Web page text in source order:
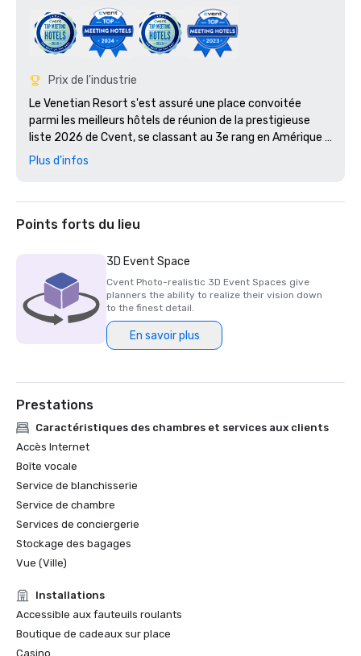
Prix de l'industrie
Le Venetian Resort s'est assuré une place convoitée
parmi les meilleurs hôtels de réunion de la prestigieuse
liste 2026 de Cvent, se classant au 3e rang en Amérique
du Nord et en tant que meilleur hôtel de Las Vegas.
meilleurs hôtels de Las Vegas lors des Condé Nast Traveler
Readers' Choice Awards 2025. Outre cette
Venetian a reçu la prestigieuse Triple Couronne Condé
Nast Traveler, une distinction d'élite décernée aux hôtels
et centres de villégiature qui ont
a remporté les trois principales distinctions de la
publication, à savoir la Hot List, la Gold List et les Readers'
Choice Awards, au cours des trente dernières années.
Plus d'infos
Points forts du lieu
3D Event Space
Cvent Photo-realistic 3D Event Spaces give
planners the ability to realize their vision down
to the finest detail.
En savoir plus
Prestations
Caractéristiques des chambres et services aux clients
Accès Internet
Boîte vocale
Service de blanchisserie
Service de chambre
Services de conciergerie
Stockage des bagages
Vue (Ville)
Installations
Accessible aux fauteuils roulants
Boutique de cadeaux sur place
Casino